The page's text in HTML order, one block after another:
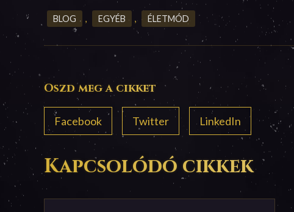
BLOG , EGYÉB , ÉLETMÓD
Oszd meg a cikket
Facebook Twitter LinkedIn
Kapcsolódó cikkek